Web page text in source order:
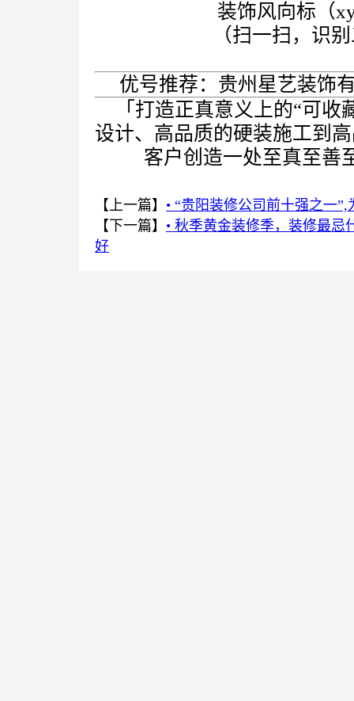
装饰风向标（
（扫一扫，识
优号推荐：贵州星艺装饰
「打造正真意义上的“可
设计、高品质的硬装施工到
客户创造一处至真至善
【上一篇】 • “贵阳装修公司前十强之一
【下一篇】 • 秋季黄金装修季，装修最
好